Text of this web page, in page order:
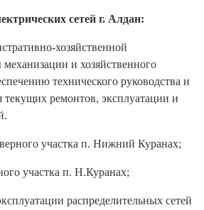
сетей г. Алдан:
хозяйственной
механизации и хозяйственного
технического руководства и
текущих ремонтов, эксплуатации и
участка п. Нижний Куранах;
участка п. Н.Куранах;
распределительных сетей